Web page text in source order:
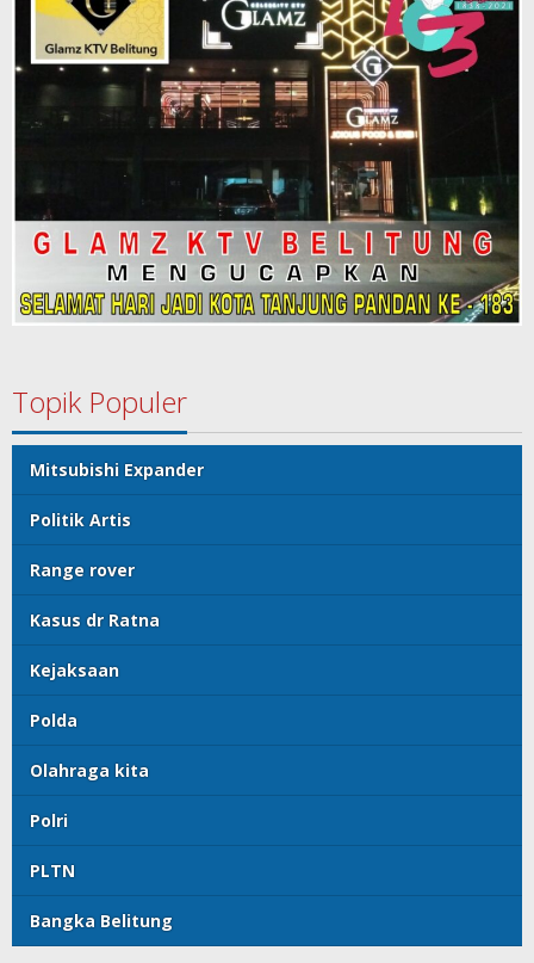
Topik Populer
Mitsubishi Expander
Politik Artis
Range rover
Kasus dr Ratna
Kejaksaan
Polda
Olahraga kita
Polri
PLTN
Bangka Belitung